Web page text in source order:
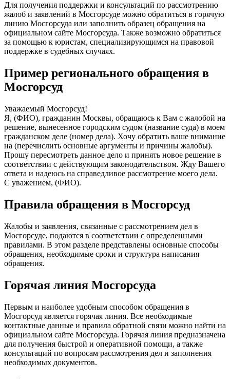
Для получения поддержки и консультаций по рассмотрению
жалоб и заявлений в Мосгорсуде можно обратиться в горячую
линию Мосгорсуда или заполнить образец обращения на
официальном сайте Мосгорсуда. Также возможно обратиться
за помощью к юристам, специализирующимся на правовой
поддержке в судебных случаях.
Пример регионального обращения в
Мосгорсуд
Уважаемый Мосгорсуд!
Я, (ФИО), гражданин Москвы, обращаюсь к Вам с жалобой на
решение, вынесенное городским судом (название суда) в моем
гражданском деле (номер дела). Хочу обратить ваше внимание
на (перечислить основные аргументы и причины жалобы).
Прошу пересмотреть данное дело и принять новое решение в
соответствии с действующим законодательством. Жду Вашего
ответа и надеюсь на справедливое рассмотрение моего дела.
С уважением, (ФИО).
Правила обращения в Мосгорсуд
Жалобы и заявления, связанные с рассмотрением дел в
Мосгорсуде, подаются в соответствии с определенными
правилами. В этом разделе представлены основные способы
обращения, необходимые сроки и структура написания
обращения.
Горячая линия Мосгорсуда
Первым и наиболее удобным способом обращения в
Мосгорсуд является горячая линия. Все необходимые
контактные данные и правила обратной связи можно найти на
официальном сайте Мосгорсуда. Горячая линия предназначена
для получения быстрой и оперативной помощи, а также
консультаций по вопросам рассмотрения дел и заполнения
необходимых документов.